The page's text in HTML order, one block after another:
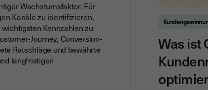
Wachstumsfaktor. Für
Kanäle zu identifizieren,
Kennzahlen zu
Journey, Conversion-
Ratschläge und bewährte
langfristigen
Was ist